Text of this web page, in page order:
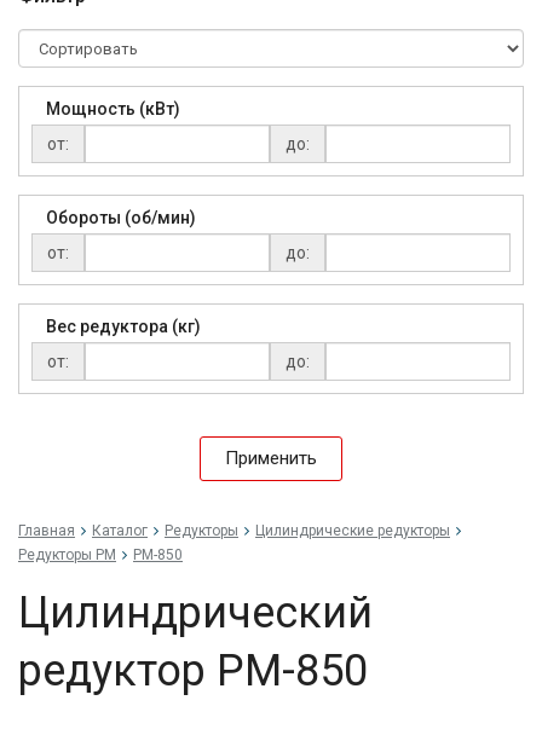
Мощность (кВт)
от:
до:
Обороты (об/мин)
от:
до:
Вес редуктора (кг)
от:
до:
Применить
Главная Каталог Редукторы
Цилиндрические редукторы
Редукторы РМ
РМ-850
Цилиндрический
редуктор РМ-850